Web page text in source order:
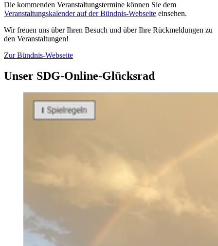
Die kommenden Veranstaltungstermine können Sie dem
Veranstaltungskalender auf der Bündnis-Webseite einsehen.
Wir freuen uns über Ihren Besuch und über Ihre Rückmeldungen zu
den Veranstaltungen!
Zur Bündnis-Webseite
Unser SDG-Online-Glücksrad